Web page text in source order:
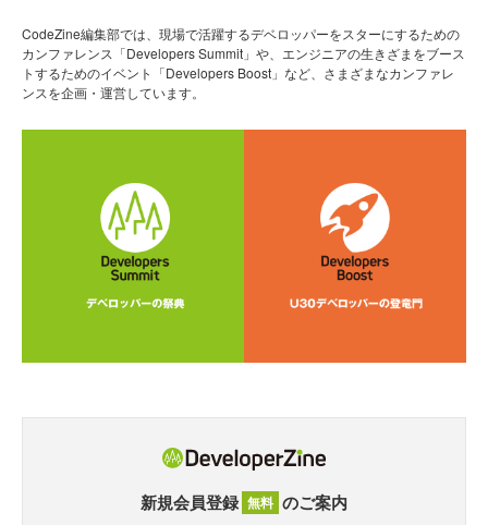
CodeZine編集部では、現場で活躍するデベロッパーをスターにするための
カンファレンス「Developers Summit」や、エンジニアの生きざまをブース
トするためのイベント「Developers Boost」など、さまざまなカンファレ
ンスを企画・運営しています。
新規会員登録 無料 のご案内